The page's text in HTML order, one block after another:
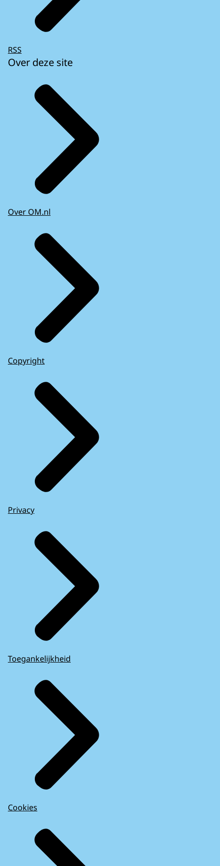
RSS
Over deze site
Over OM.nl
Copyright
Privacy
Toegankelijkheid
Cookies